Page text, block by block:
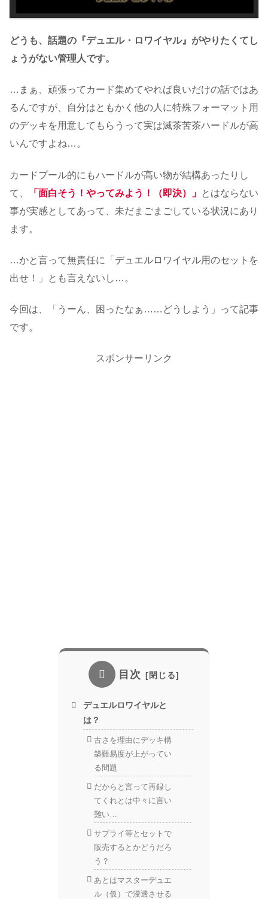
どうも、話題の『デュエル・ロワイヤル』がやりたくてし
ょうがない管理人です。
…まぁ、頑張ってカード集めてやれば良いだけの話ではあ
るんですが、自分はともかく他の人に特殊フォーマット用
のデッキを用意してもらうって実は滅茶苦茶ハードルが高
いんですよね…。
カードプール的にもハードルが高い物が結構あったりし
て、
「面白そう！やってみよう！（即決）」
とはならない
事が実感としてあって、未だまごまごしている状況にあり
ます。
…かと言って無責任に「デュエルロワイヤル用のセットを
出せ！」とも言えないし…。
今回は、「うーん、困ったなぁ……どうしよう」って記事
です。
スポンサーリンク
目次
デュエルロワイヤルと
は？
古さを理由にデッキ構
築難易度が上がってい
る問題
だからと言って再録し
てくれとは中々に言い
難い…
サプライ等とセットで
販売するとかどうだろ
う？
あとはマスターデュエ
ル（仮）で浸透させる